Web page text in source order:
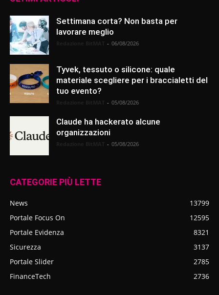
Settimana corta? Non basta per
lavorare meglio
- 06/08/2026
Tyvek, tessuto o silicone: quale
materiale scegliere per i braccialetti del
tuo evento?
- 05/08/2026
Claude ha hackerato alcune
organizzazioni
- 05/08/2026
CATEGORIE PIÙ LETTE
News
13799
Portale Focus On
12595
Portale Evidenza
8321
Sicurezza
3137
Portale Slider
2785
FinanceTech
2736